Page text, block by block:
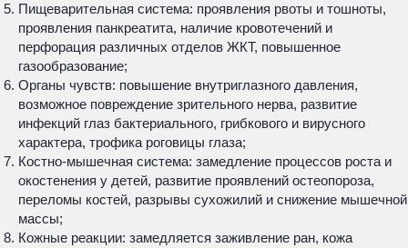
Пищеварительная система: проявления рвоты и тошноты,
проявления панкреатита, наличие кровотечений и
перфорация различных отделов ЖКТ, повышенное
газообразование;
Органы чувств: повышение внутриглазного давления,
возможное повреждение зрительного нерва, развитие
инфекций глаз бактериального, грибкового и вирусного
характера, трофика роговицы глаза;
Костно-мышечная система: замедление процессов роста и
окостенения у детей, развитие проявлений остеопороза,
переломы костей, разрывы сухожилий и снижение мышечной
массы;
Кожные реакции: замедляется заживление ран, кожа